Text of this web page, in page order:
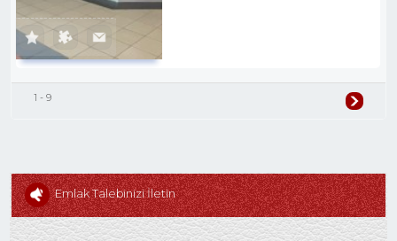
1 - 9
Emlak Talebinizi İletin